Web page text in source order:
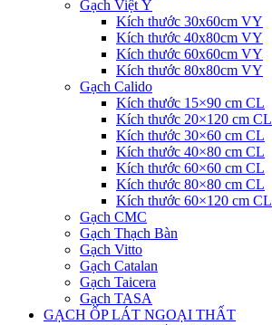
Gạch Việt Ý
Kích thước 30x60cm VY
Kích thước 40x80cm VY
Kích thước 60x60cm VY
Kích thước 80x80cm VY
Gạch Calido
Kích thước 15×90 cm CL
Kích thước 20×120 cm CL
Kích thước 30×60 cm CL
Kích thước 40×80 cm CL
Kích thước 60×60 cm CL
Kích thước 80×80 cm CL
Kích thước 60×120 cm CL
Gạch CMC
Gạch Thạch Bàn
Gạch Vitto
Gạch Catalan
Gạch Taicera
Gạch TASA
GẠCH ỐP LÁT NGOẠI THẤT